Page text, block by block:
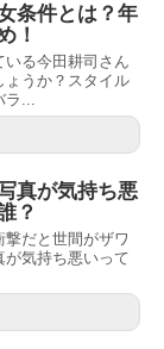
条件とは？年
！
る今田耕司さん
ょうか？スタイル
...
真が気持ち悪
？
だと世間がザワ
気持ち悪いって